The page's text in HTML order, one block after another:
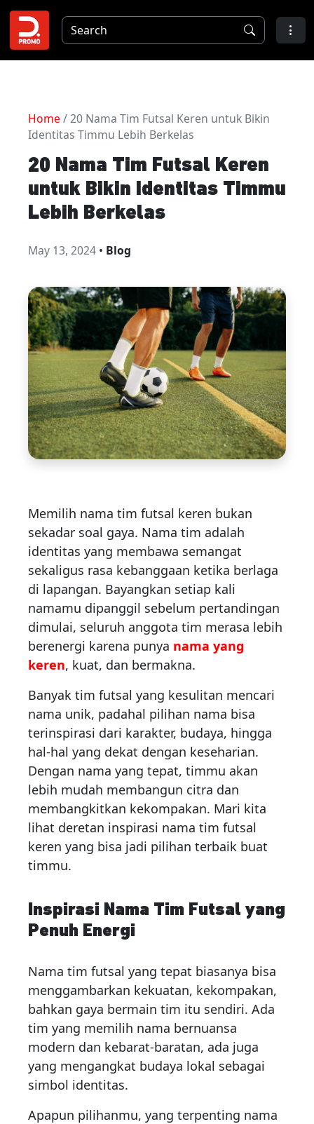
Home / 20 Nama Tim Futsal Keren untuk Bikin
Identitas Timmu Lebih Berkelas
20 Nama Tim Futsal Keren
untuk Bikin Identitas Timmu
Lebih Berkelas
May 13, 2024 • Blog
Memilih nama tim futsal keren bukan
sekadar soal gaya. Nama tim adalah
identitas yang membawa semangat
sekaligus rasa kebanggaan ketika berlaga
di lapangan. Bayangkan setiap kali
namamu dipanggil sebelum pertandingan
dimulai, seluruh anggota tim merasa lebih
berenergi karena punya nama yang
keren, kuat, dan bermakna.
Banyak tim futsal yang kesulitan mencari
nama unik, padahal pilihan nama bisa
terinspirasi dari karakter, budaya, hingga
hal-hal yang dekat dengan keseharian.
Dengan nama yang tepat, timmu akan
lebih mudah membangun citra dan
membangkitkan kekompakan. Mari kita
lihat deretan inspirasi nama tim futsal
keren yang bisa jadi pilihan terbaik buat
timmu.
Inspirasi Nama Tim Futsal yang
Penuh Energi
Nama tim futsal yang tepat biasanya bisa
menggambarkan kekuatan, kekompakan,
bahkan gaya bermain tim itu sendiri. Ada
tim yang memilih nama bernuansa
modern dan kebarat-baratan, ada juga
yang mengangkat budaya lokal sebagai
simbol identitas.
Apapun pilihanmu, yang terpenting nama